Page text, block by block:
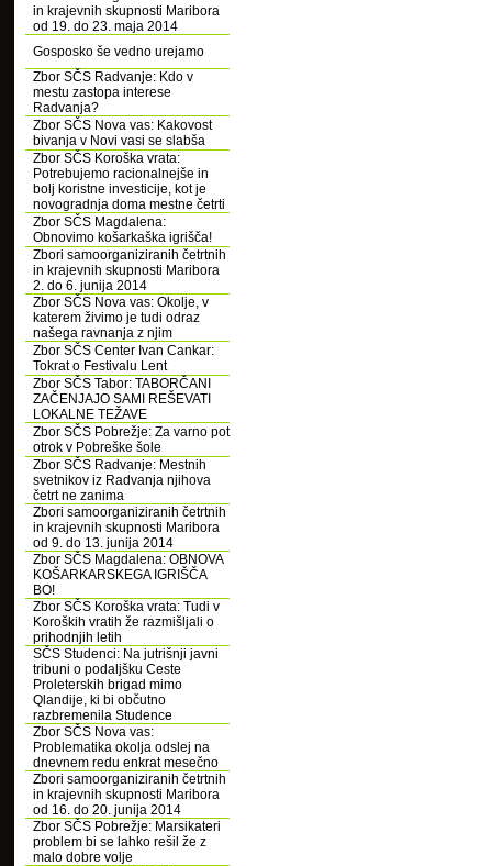
in krajevnih skupnosti Maribora
od 19. do 23. maja 2014
Gosposko še vedno urejamo
Zbor SČS Radvanje: Kdo v
mestu zastopa interese
Radvanja?
Zbor SČS Nova vas: Kakovost
bivanja v Novi vasi se slabša
Zbor SČS Koroška vrata:
Potrebujemo racionalnejše in
bolj koristne investicije, kot je
novogradnja doma mestne četrti
Zbor SČS Magdalena:
Obnovimo košarkaška igrišča!
Zbori samoorganiziranih četrtnih
in krajevnih skupnosti Maribora
2. do 6. junija 2014
Zbor SČS Nova vas: Okolje, v
katerem živimo je tudi odraz
našega ravnanja z njim
Zbor SČS Center Ivan Cankar:
Tokrat o Festivalu Lent
Zbor SČS Tabor: TABORČANI
ZAČENJAJO SAMI REŠEVATI
LOKALNE TEŽAVE
Zbor SČS Pobrežje: Za varno pot
otrok v Pobreške šole
Zbor SČS Radvanje: Mestnih
svetnikov iz Radvanja njihova
četrt ne zanima
Zbori samoorganiziranih četrtnih
in krajevnih skupnosti Maribora
od 9. do 13. junija 2014
Zbor SČS Magdalena: OBNOVA
KOŠARKARSKEGA IGRIŠČA
BO!
Zbor SČS Koroška vrata: Tudi v
Koroških vratih že razmišljali o
prihodnjih letih
SČS Studenci: Na jutrišnji javni
tribuni o podaljšku Ceste
Proleterskih brigad mimo
Qlandije, ki bi občutno
razbremenila Studence
Zbor SČS Nova vas:
Problematika okolja odslej na
dnevnem redu enkrat mesečno
Zbori samoorganiziranih četrtnih
in krajevnih skupnosti Maribora
od 16. do 20. junija 2014
Zbor SČS Pobrežje: Marsikateri
problem bi se lahko rešil že z
malo dobre volje